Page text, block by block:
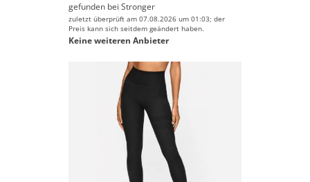
gefunden bei Stronger
zuletzt überprüft am 07.08.2026 um 01:03; der
Preis kann sich seitdem geändert haben.
Keine weiteren Anbieter